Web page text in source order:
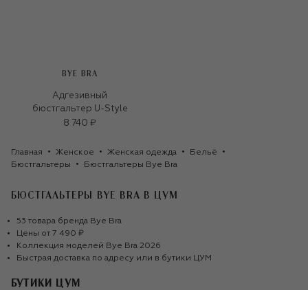
BYE BRA
Адгезивный
бюстгальтер U-Style
8 740 ₽
Главная Женское Женская одежда
Бельё
Бюстгальтеры
Бюстгальтеры Bye Bra
БЮСТГАЛЬТЕРЫ BYE BRA В ЦУМ
53 товара бренда Bye Bra
Цены от 7 490 ₽
Коллекция моделей Bye Bra 2026
Быстрая доставка по адресу или в бутики ЦУМ
БУТИКИ ЦУМ